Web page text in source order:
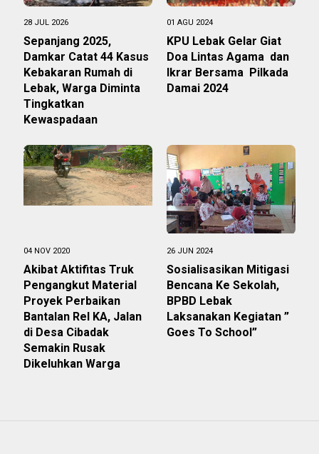
28 JUL 2026
Sepanjang 2025,
Damkar Catat 44 Kasus
Kebakaran Rumah di
Lebak, Warga Diminta
Tingkatkan
Kewaspadaan
01 AGU 2024
KPU Lebak Gelar Giat
Doa Lintas Agama dan
Ikrar Bersama Pilkada
Damai 2024
04 NOV 2020
Akibat Aktifitas Truk
Pengangkut Material
Proyek Perbaikan
Bantalan Rel KA, Jalan
di Desa Cibadak
Semakin Rusak
Dikeluhkan Warga
26 JUN 2024
Sosialisasikan Mitigasi
Bencana Ke Sekolah,
BPBD Lebak
Laksanakan Kegiatan ”
Goes To School”